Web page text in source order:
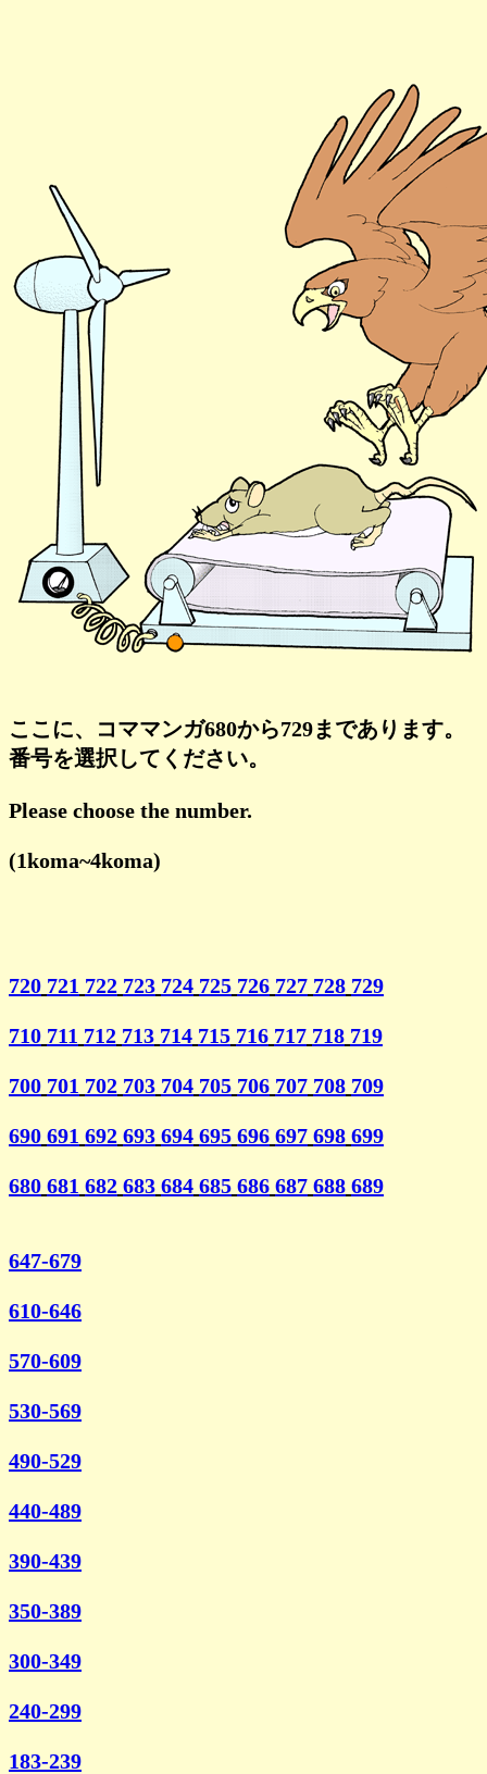
ここに、コママンガ680から729まであります。
番号を選択してください。
Please choose the number.
(1koma~4koma)
720 721 722 723 724 725 726 727 728 729
710 711 712 713 714 715 716 717 718 719
700 701 702 703 704 705 706 707 708 709
690 691 692 693 694 695 696 697 698 699
680 681 682 683 684 685 686 687 688 689
647-679
610-646
570-609
530-569
490-529
440-489
390-439
350-389
300-349
240-299
183-239